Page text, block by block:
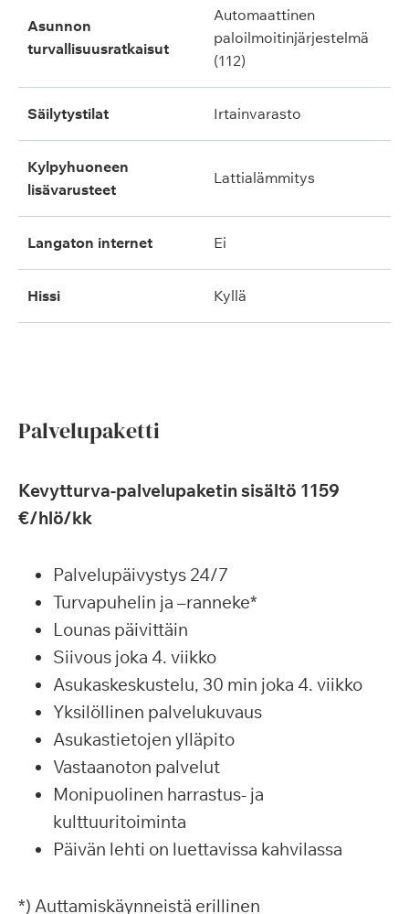
asunnon
turvallisuusratkaisut
automaattinen
paloilmoitinjärjestelmä
(112)
säilytystilat irtainvarasto
kylpyhuoneen
lisävarusteet
lattialämmitys
langaton internet ei
hissi kyllä
Palvelupaketti
Kevytturva-palvelupaketin sisältö 1159
€/hlö/kk
Palvelupäivystys 24/7
Turvapuhelin ja –ranneke*
Lounas päivittäin
Siivous joka 4. viikko
Asukaskeskustelu, 30 min joka 4. viikko
Yksilöllinen palvelukuvaus
Asukastietojen ylläpito
Vastaanoton palvelut
Monipuolinen harrastus- ja
kulttuuritoiminta
Päivän lehti on luettavissa kahvilassa
*) Auttamiskäynneistä erillinen